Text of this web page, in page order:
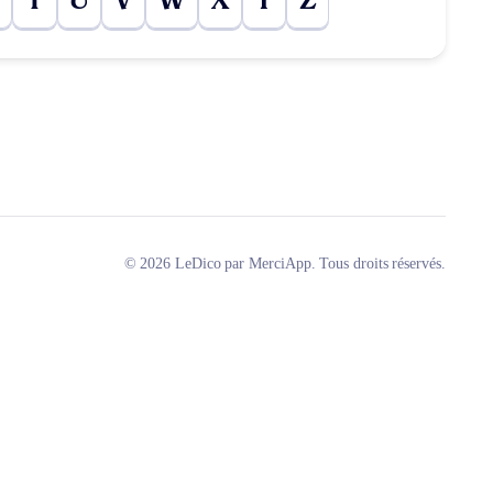
© 2026 LeDico par MerciApp. Tous droits réservés.